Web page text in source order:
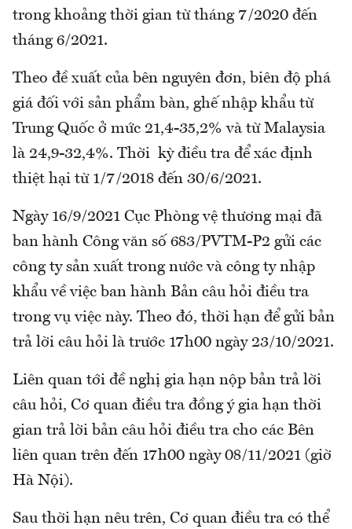
trong khoảng thời gian từ tháng 7/2020 đến
tháng 6/2021.
Theo đề xuất của bên nguyên đơn, biên độ phá
giá đối với sản phẩm bàn, ghế nhập khẩu từ
Trung Quốc ở mức 21,4-35,2% và từ Malaysia
là 24,9-32,4%. Thời kỳ điều tra để xác định
thiệt hại từ 1/7/2018 đến 30/6/2021.
Ngày 16/9/2021 Cục Phòng vệ thương mại đã
ban hành Công văn số 683/PVTM-P2 gửi các
công ty sản xuất trong nước và công ty nhập
khẩu về việc ban hành Bản câu hỏi điều tra
trong vụ việc này. Theo đó, thời hạn để gửi bản
trả lời câu hỏi là trước 17h00 ngày 23/10/2021.
Liên quan tới đề nghị gia hạn nộp bản trả lời
câu hỏi, Cơ quan điều tra đồng ý gia hạn thời
gian trả lời bản câu hỏi điều tra cho các Bên
liên quan trên đến 17h00 ngày 08/11/2021 (giờ
Hà Nội).
Sau thời hạn nêu trên, Cơ quan điều tra có thể